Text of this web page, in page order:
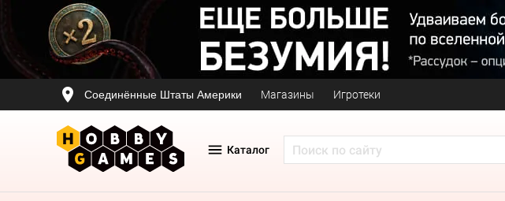
Соединённые Штаты Америки Магазины Игротеки
Каталог